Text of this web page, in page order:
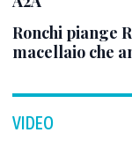
Ronchi piange
macellaio che
VIDEO